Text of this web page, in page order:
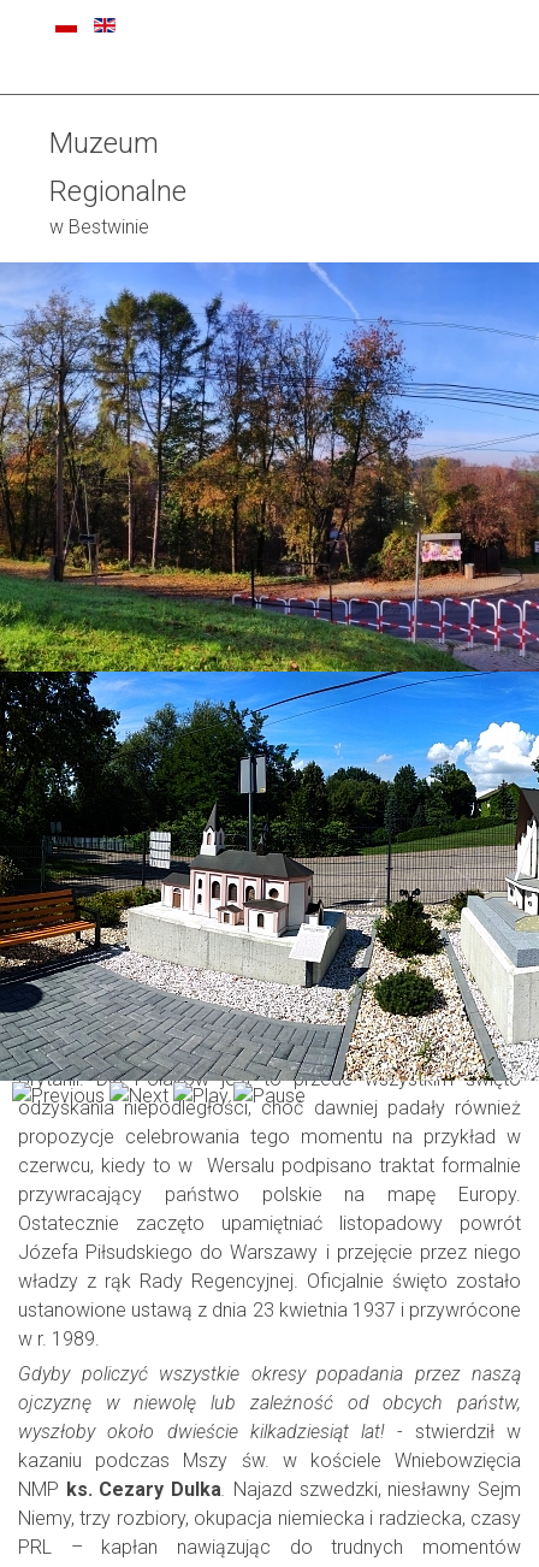
Muzeum
Regionalne
w Bestwinie
29 listopad 2024
Narodowe Święto
Niepodległości w gminie
Bestwina
Kategoria:Aktualności Super User Odsłony: 961
W wielu europejskich krajach dzień 11 listopada jest dość
smutną rocznicą, gdyż wspomina się wówczas
nieprzeliczone ofiary I wojny światowej – tzw. Wielkiej
Wojny. Tak czyni się choćby we Francji lub w Wielkiej
Brytanii. Dla Polaków jest to przede wszystkim święto
odzyskania niepodległości, choć dawniej padały również
propozycje celebrowania tego momentu na przykład w
czerwcu, kiedy to w Wersalu podpisano traktat formalnie
przywracający państwo polskie na mapę Europy.
Ostatecznie zaczęto upamiętniać listopadowy powrót
Józefa Piłsudskiego do Warszawy i przejęcie przez niego
władzy z rąk Rady Regencyjnej. Oficjalnie święto zostało
ustanowione ustawą z dnia 23 kwietnia 1937 i przywrócone
w r. 1989.
Gdyby policzyć wszystkie okresy popadania przez naszą
ojczyznę w niewolę lub zależność od obcych państw,
wyszłoby około dwieście kilkadziesiąt lat! - stwierdził w
kazaniu podczas Mszy św. w kościele Wniebowzięcia
NMP ks. Cezary Dulka. Najazd szwedzki, niesławny Sejm
Niemy, trzy rozbiory, okupacja niemiecka i radziecka, czasy
PRL – kapłan nawiązując do trudnych momentów